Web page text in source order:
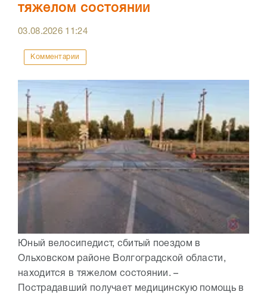
тяжелом состоянии
03.08.2026 11:24
Комментарии
Юный велосипедист, сбитый поездом в
Ольховском районе Волгоградской области,
находится в тяжелом состоянии. –
Пострадавший получает медицинскую помощь в